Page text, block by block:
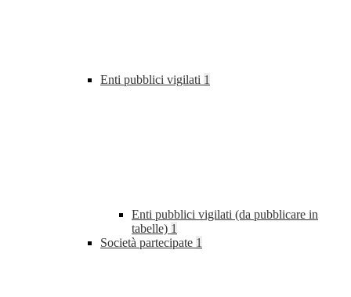
Enti pubblici vigilati 1
Enti pubblici vigilati (da pubblicare in
tabelle) 1
Società partecipate 1